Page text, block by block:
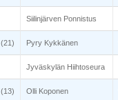
Siilinjärven Ponnistus
(21) Pyry Kykkänen
Jyväskylän Hiihtoseura
(13) Olli Koponen